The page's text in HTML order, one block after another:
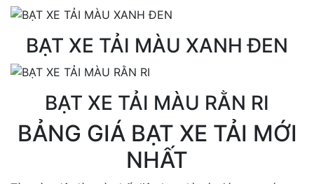
BẠT XE TẢI MÀU XANH ĐEN
BẠT XE TẢI MÀU RẰN RI
BẢNG GIÁ BẠT XE TẢI MỚI
NHẤT